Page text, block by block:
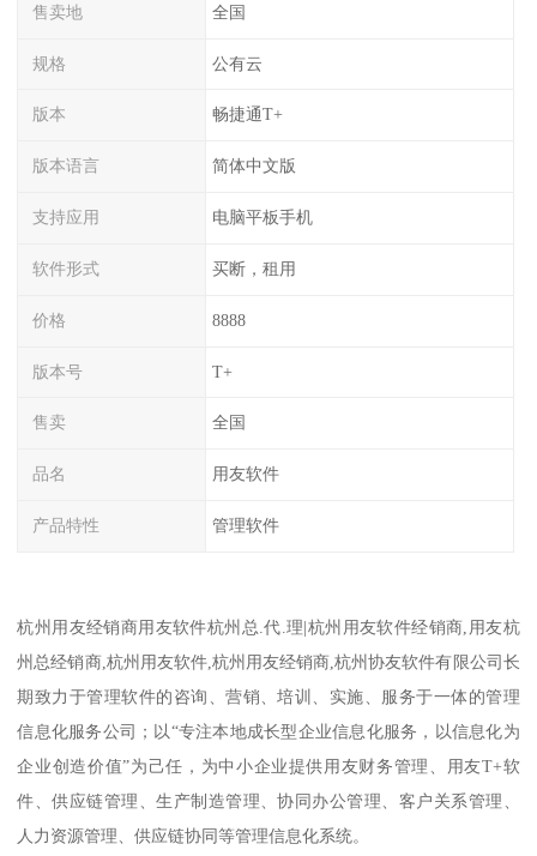
售卖地 全国
规格 公有云
版本 畅捷通T+
版本语言 简体中文版
支持应用 电脑平板手机
软件形式 买断，租用
价格 8888
版本号 T+
售卖 全国
品名 用友软件
产品特性 管理软件
杭州用友经销商用友软件杭州总.代.理|杭州用友软件经销商,用友杭
州总经销商,杭州用友软件,杭州用友经销商,杭州协友软件有限公司长
期致力于管理软件的咨询、营销、培训、实施、服务于一体的管理
信息化服务公司；以“专注本地成长型企业信息化服务，以信息化为
企业创造价值”为己任，为中小企业提供用友财务管理、用友T+软
件、供应链管理、生产制造管理、协同办公管理、客户关系管理、
人力资源管理、供应链协同等管理信息化系统。